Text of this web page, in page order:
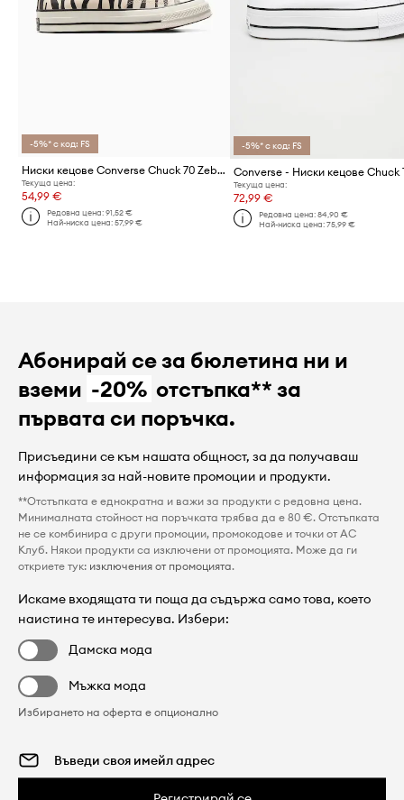
-5%* с код: FS
Ниски кецове Converse Chuck 70 Zebra
Текуща цена:
54,99 €
Редовна цена:91,52 €
Най-ниска цена:57,99 €
-5%* с код: FS
Converse - Ниски кецове Chuck
Текуща цена:
72,99 €
Редовна цена: 84,90 €
Най-ниска цена: 75,99 €
Абонирай се за бюлетина ни и
вземи -20% отстъпка** за
първата си поръчка.
Присъедини се към нашата общност, за да получаваш
информация за най-новите промоции и продукти.
**Отстъпката е еднократна и важи за продукти с редовна цена.
Минималната стойност на поръчката трябва да е 80 €. Отстъпката
не се комбинира с други промоции, промокодове и точки от AC
Клуб. Някои продукти са изключени от промоцията. Може да ги
откриете тук: изключения от промоцията.
Искаме входящата ти поща да съдържа само това, което
наистина те интересува. Избери:
Дамска мода
Мъжка мода
Избирането на оферта е опционално